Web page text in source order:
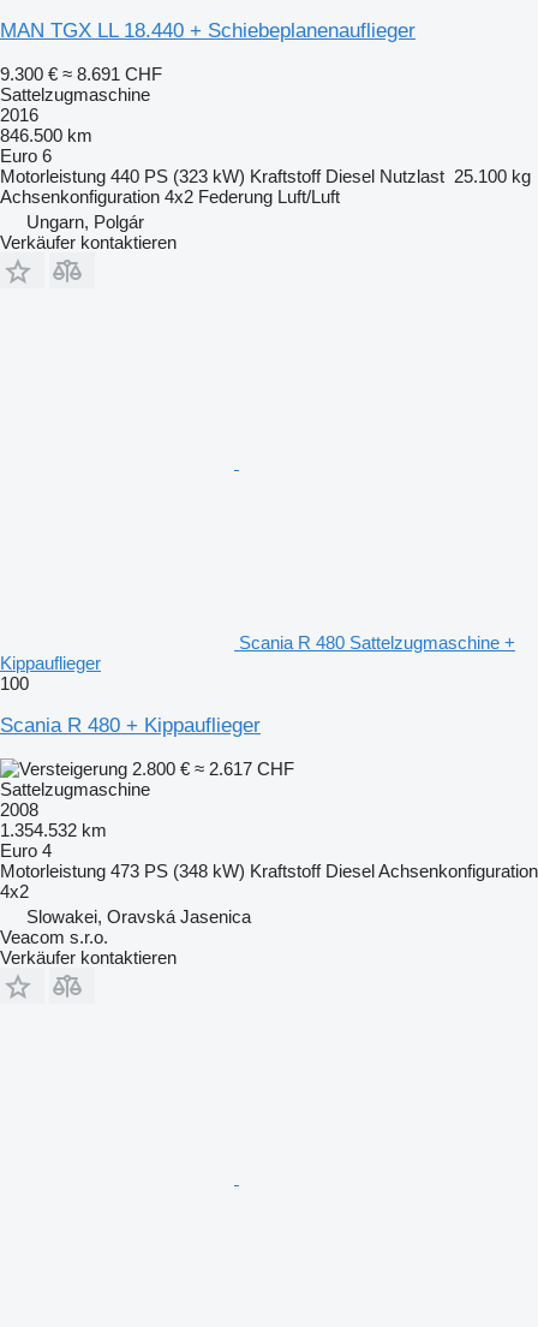
MAN TGX LL 18.440 + Schiebeplanenauflieger
9.300 € ≈ 8.691 CHF
Sattelzugmaschine
2016
846.500 km
Euro 6
Motorleistung 440 PS (323 kW) Kraftstoff Diesel Nutzlast 25.100 kg
Achsenkonfiguration 4x2 Federung Luft/Luft
Ungarn, Polgár
Verkäufer kontaktieren
Scania R 480 Sattelzugmaschine +
Kippauflieger
100
Scania R 480 + Kippauflieger
2.800 € ≈ 2.617 CHF
Sattelzugmaschine
2008
1.354.532 km
Euro 4
Motorleistung 473 PS (348 kW) Kraftstoff DieselAchsenkonfiguration
4x2
Slowakei, Oravská Jasenica
Veacom s.r.o.
Verkäufer kontaktieren